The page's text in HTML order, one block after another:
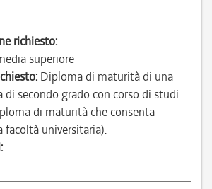
richiesto:
superiore
Diploma di maturità di una
di secondo grado con corso di studi
di maturità che consenta
facoltà universitaria).